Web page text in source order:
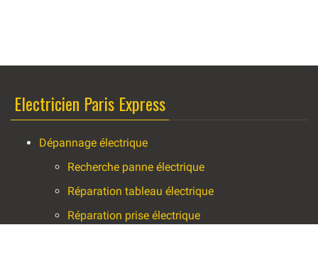
Electricien Paris Express
Dépannage électrique
Recherche panne électrique
Réparation tableau électrique
Réparation prise électrique